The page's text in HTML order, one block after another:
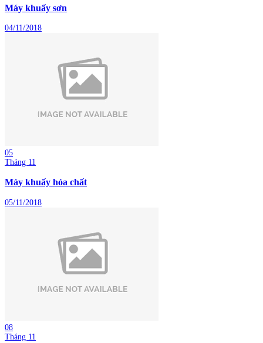
Máy khuấy sơn
04/11/2018
05
Tháng 11
Máy khuấy hóa chất
05/11/2018
08
Tháng 11